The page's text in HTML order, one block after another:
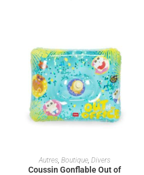
AJOUTER AU PANIER
Autres, Boutique, Divers
Coussin Gonflable Out of